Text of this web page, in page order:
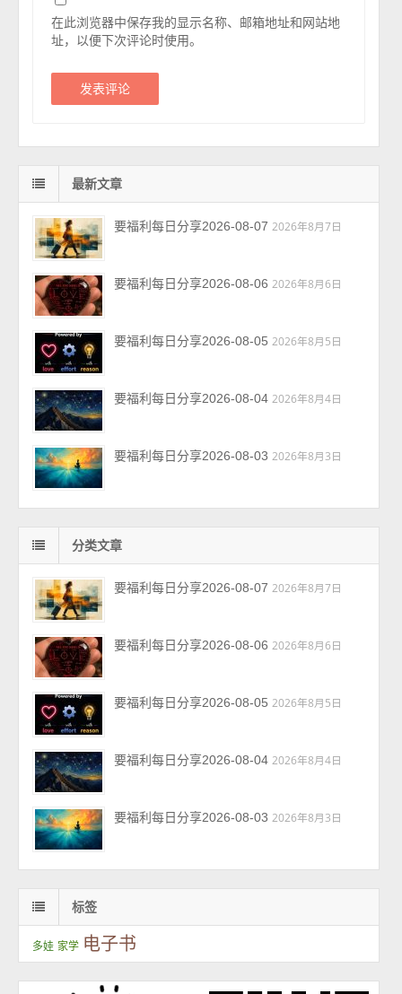
在此浏览器中保存我的显示名称、邮箱地址和网站地
址，以便下次评论时使用。
最新文章
要福利每日分享2026-08-07 2026年8月7日
要福利每日分享2026-08-06 2026年8月6日
要福利每日分享2026-08-05 2026年8月5日
要福利每日分享2026-08-04 2026年8月4日
要福利每日分享2026-08-03 2026年8月3日
分类文章
要福利每日分享2026-08-07 2026年8月7日
要福利每日分享2026-08-06 2026年8月6日
要福利每日分享2026-08-05 2026年8月5日
要福利每日分享2026-08-04 2026年8月4日
要福利每日分享2026-08-03 2026年8月3日
标签
多娃 家学 电子书